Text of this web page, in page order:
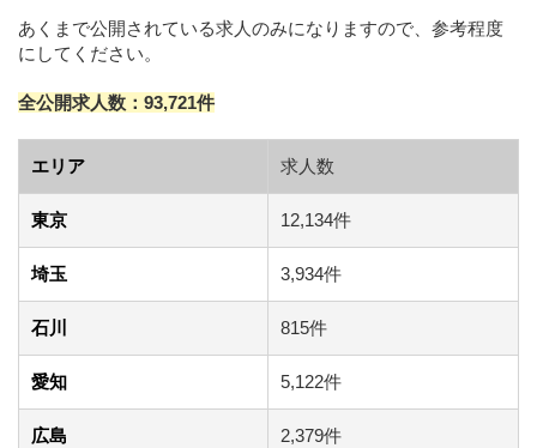
あくまで公開されている求人のみになりますので、参考程度
にしてください。
全公開求人数：93,721件
エリア 求人数
東京 12,134件
埼玉 3,934件
石川 815件
愛知 5,122件
広島 2,379件